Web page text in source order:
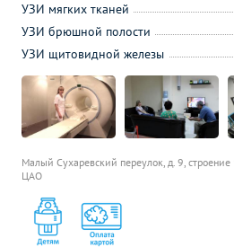
Малый Сухаревский переулок, д. 9, строение
ЦАО
УЗИ мягких тканей
УЗИ брюшной полости
УЗИ щитовидной железы